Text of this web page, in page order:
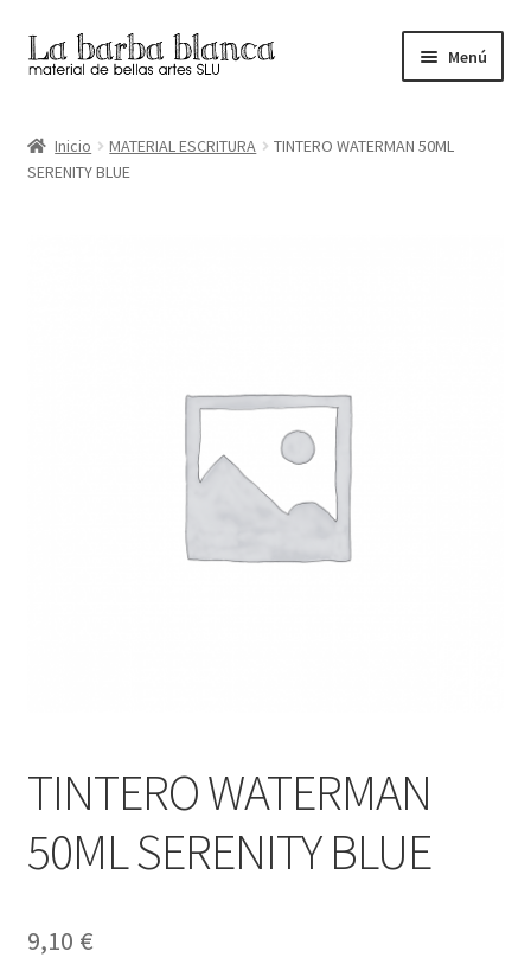
Ir
a
navegación
Ir
al
Menú
Carrito
Inicio MATERIAL ESCRITURA
TINTERO WATERMAN 50ML
SERENITY BLUE
TINTERO WATERMAN
50ML SERENITY BLUE
9,10 €